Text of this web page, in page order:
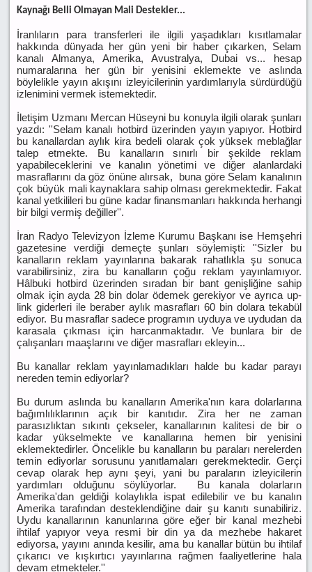
Kaynağı Belli Olmayan Mali Destekler...
İranlıların para transferleri ile ilgili yaşadıkları kısıtlamalar
hakkında dünyada her gün yeni bir haber çıkarken, Selam
kanalı Almanya, Amerika, Avustralya, Dubai vs... hesap
numaralarına her gün bir yenisini eklemekte ve aslında
böylelikle yayın akışını izleyicilerinin yardımlarıyla sürdürdüğü
izlenimini vermek istemektedir.
İletişim Uzmanı Mercan Hüseyni bu konuyla ilgili olarak şunları
yazdı: ''Selam kanalı hotbird üzerinden yayın yapıyor. Hotbird
bu kanallardan aylık kira bedeli olarak çok yüksek meblağlar
talep etmekte. Bu kanalların sınırlı bir şekilde reklam
yapabileceklerini ve kanalın yönetimi ve diğer alanlardaki
masraflarını da göz önüne alırsak, buna göre Selam kanalının
çok büyük mali kaynaklara sahip olması gerekmektedir. Fakat
kanal yetkilileri bu güne kadar finansmanları hakkında herhangi
bir bilgi vermiş değiller''.
İran Radyo Televizyon İzleme Kurumu Başkanı ise Hemşehri
gazetesine verdiği demeçte şunları söylemişti: ''Sizler bu
kanalların reklam yayınlarına bakarak rahatlıkla şu sonuca
varabilirsiniz, zira bu kanalların çoğu reklam yayınlamıyor.
Hâlbuki hotbird üzerinden sıradan bir bant genişliğine sahip
olmak için ayda 28 bin dolar ödemek gerekiyor ve ayrıca up-
link giderleri ile beraber aylık masrafları 60 bin dolara tekabül
ediyor. Bu masraflar sadece programın uyduya ve uydudan da
karasala çıkması için harcanmaktadır. Ve bunlara bir de
çalışanları maaşlarını ve diğer masrafları ekleyin...
Bu kanallar reklam yayınlamadıkları halde bu kadar parayı
nereden temin ediyorlar?
Bu durum aslında bu kanalların Amerika'nın kara dolarlarına
bağımlılıklarının açık bir kanıtıdır. Zira her ne zaman
parasızlıktan sıkıntı çekseler, kanallarının kalitesi de bir o
kadar yükselmekte ve kanallarına hemen bir yenisini
eklemektedirler. Öncelikle bu kanalların bu paraları nerelerden
temin ediyorlar sorusunu yanıtlamaları gerekmektedir. Gerçi
cevap olarak hep aynı şeyi, yani bu paraların izleyicilerin
yardımları olduğunu söylüyorlar. Bu kanala dolarların
Amerika'dan geldiği kolaylıkla ispat edilebilir ve bu kanalın
Amerika tarafından desteklendiğine dair şu kanıtı sunabiliriz.
Uydu kanallarının kanunlarına göre eğer bir kanal mezhebi
ihtilaf yapıyor veya resmi bir din ya da mezhebe hakaret
ediyorsa, yayını anında kesilir, ama bu kanallar bütün bu ihtilaf
çıkarıcı ve kışkırtıcı yayınlarına rağmen faaliyetlerine hala
devam etmekteler.''